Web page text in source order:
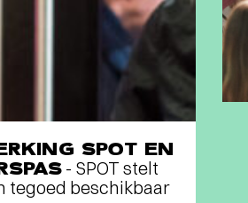
SPOT EN
- SPOT stelt
tegoed beschikbaar